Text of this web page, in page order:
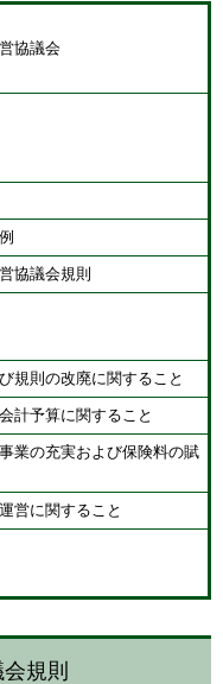
協議会
協議会規則
規則の改廃に関すること
計予算に関すること
業の充実および保険料の賦
営に関すること
規則